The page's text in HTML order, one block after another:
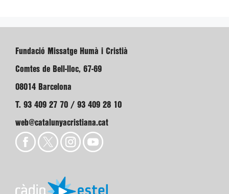
Fundació Missatge Humà i Cristià
Comtes de Bell-lloc, 67-69
08014 Barcelona
T. 93 409 27 70 / 93 409 28 10
web@catalunyacristiana.cat